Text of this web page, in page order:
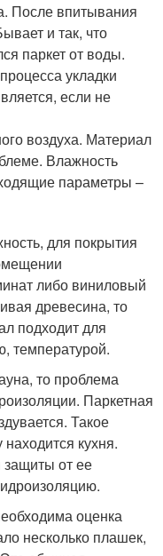
После впитывания
и так, что
паркет от воды.
укладки
если не
воздуха. Материал
Влажность
параметры –
для покрытия
либо виниловый
древесина, то
подходит для
температурой.
то проблема
Паркетная
Такое
кухня.
защиты от ее
оценка
несколько плашек,